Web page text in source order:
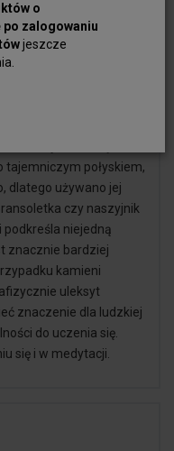
o
po zalogowaniu
jeszcze
– przewodzą
określonej osi. Bardzo
mogą wręcz
tajemniczym połyskiem,
dlatego używano jej
czy naszyjnik
podkreśla niejedną
znacznie bardziej
kamieni
uleksyt
znaczenie dla ludzkiej
do uczenia się.
się i w medytacji.